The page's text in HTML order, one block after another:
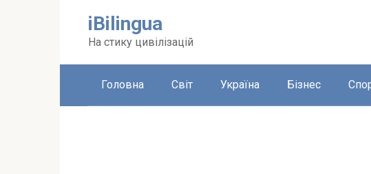
iBilingua
На стику цивілізацій
Головна Світ Україна Бізнес